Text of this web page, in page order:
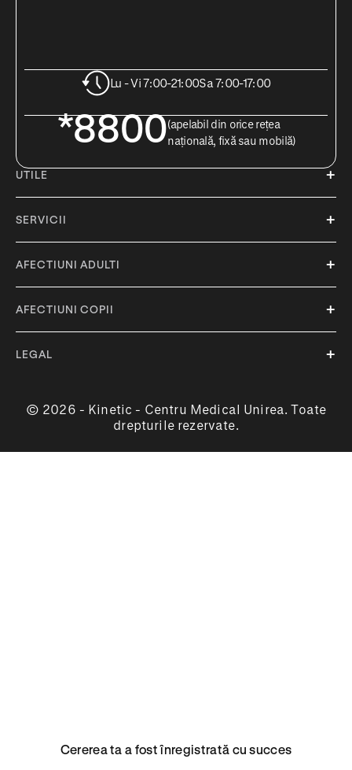
Lu - Vi 7:00-21:00Sa 7:00-17:00
*8800(apelabil din orice rețea
națională, fixă sau mobilă)
UTILE
SERVICII
AFECTIUNI ADULTI
AFECTIUNI COPII
LEGAL
© 2026 - Kinetic - Centru Medical Unirea. Toate
drepturile rezervate.
Cererea ta a fost înregistrată cu succes